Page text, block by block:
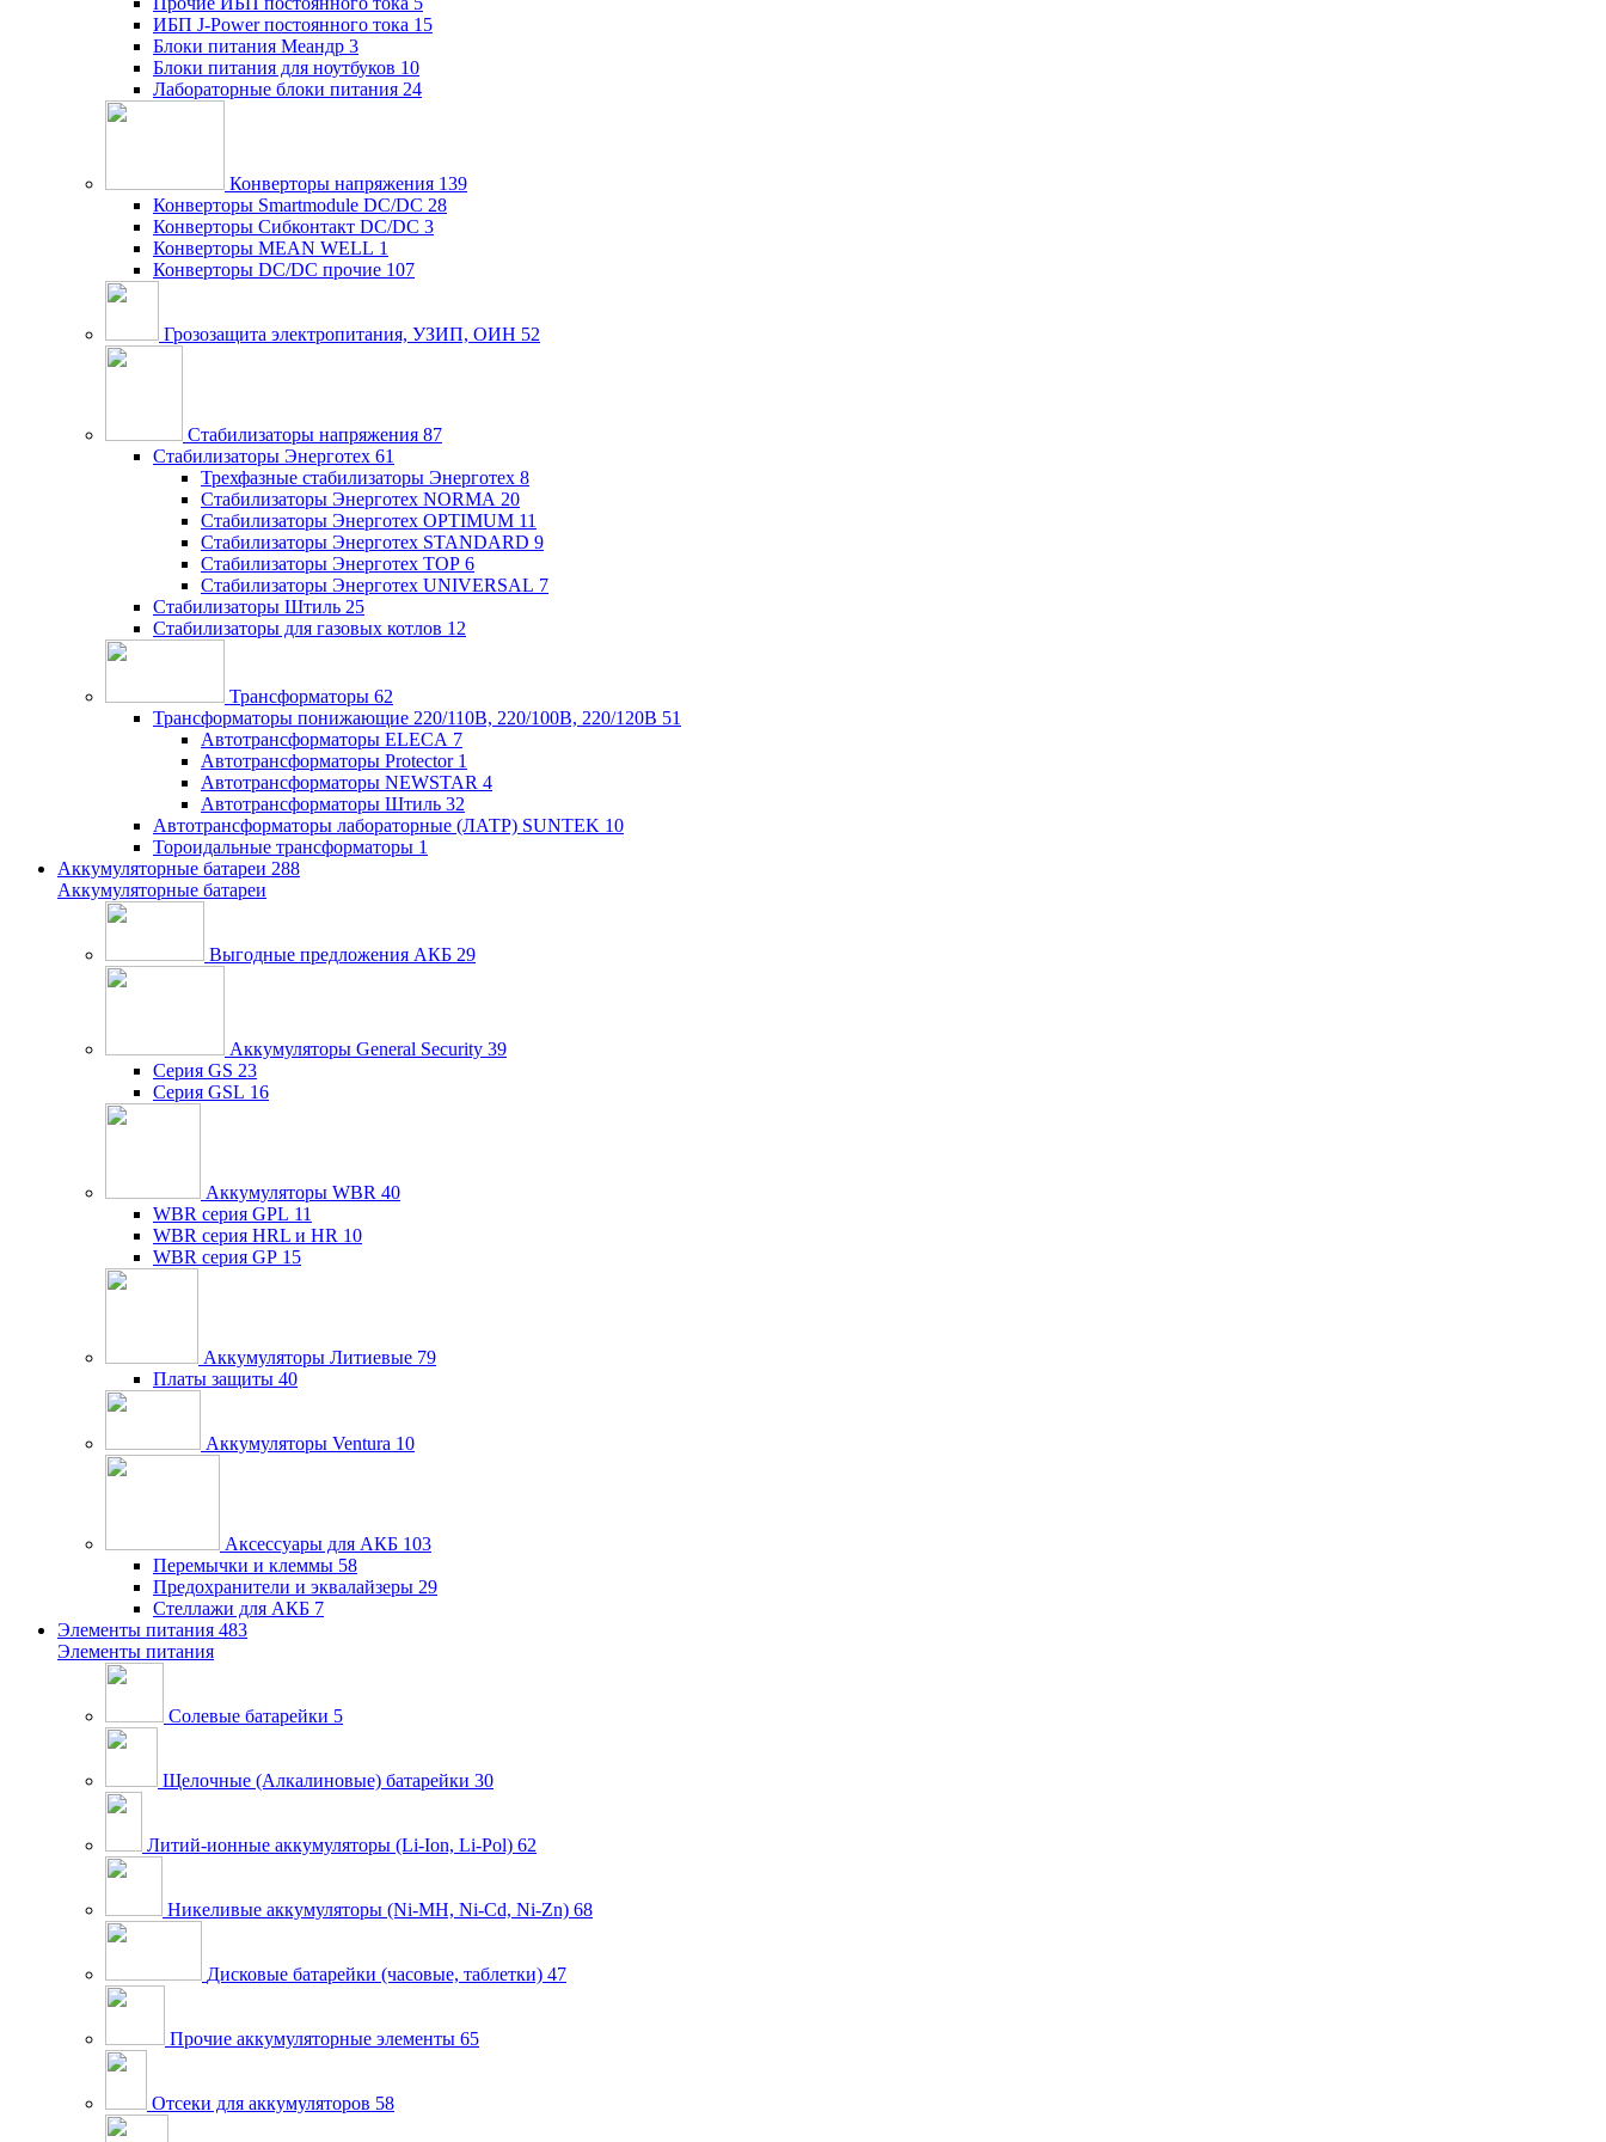
ИБП J-Power постоянного тока 15
Блоки питания Меандр 3
Блоки питания для ноутбуков 10
Лабораторные блоки питания 24
Конверторы напряжения 139
Конверторы Smartmodule DC/DC 28
Конверторы Сибконтакт DC/DC 3
Конверторы MEAN WELL 1
Конверторы DC/DC прочие 107
Грозозащита электропитания, УЗИП, ОИН 52
Стабилизаторы напряжения 87
Стабилизаторы Энерготех 61
Трехфазные стабилизаторы Энерготех 8
Стабилизаторы Энерготех NORMA 20
Стабилизаторы Энерготех OPTIMUM 11
Стабилизаторы Энерготех STANDARD 9
Стабилизаторы Энерготех TOP 6
Стабилизаторы Энерготех UNIVERSAL 7
Стабилизаторы Штиль 25
Стабилизаторы для газовых котлов 12
Трансформаторы 62
Трансформаторы понижающие 220/110В, 220/100В, 220/120В 51
Автотрансформаторы ELECA 7
Автотрансформаторы Protector 1
Автотрансформаторы NEWSTAR 4
Автотрансформаторы Штиль 32
Автотрансформаторы лабораторные (ЛАТР) SUNTEK 10
Тороидальные трансформаторы 1
Аккумуляторные батареи 288
Аккумуляторные батареи
Выгодные предложения АКБ 29
Аккумуляторы General Security 39
Серия GS 23
Серия GSL 16
Аккумуляторы WBR 40
WBR серия GPL 11
WBR серия HRL и HR 10
WBR серия GP 15
Аккумуляторы Литиевые 79
Платы защиты 40
Аккумуляторы Ventura 10
Аксессуары для АКБ 103
Перемычки и клеммы 58
Предохранители и эквалайзеры 29
Стеллажи для АКБ 7
Элементы питания 483
Элементы питания
Солевые батарейки 5
Щелочные (Алкалиновые) батарейки 30
Литий-ионные аккумуляторы (Li-Ion, Li-Pol) 62
Никеливые аккумуляторы (Ni-MH, Ni-Cd, Ni-Zn) 68
Дисковые батарейки (часовые, таблетки) 47
Прочие аккумуляторные элементы 65
Отсеки для аккумуляторов 58